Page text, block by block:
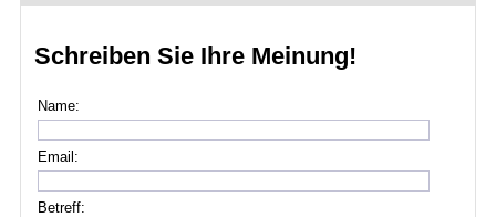
Schreiben Sie Ihre Meinung!
Name:
Email:
Betreff: